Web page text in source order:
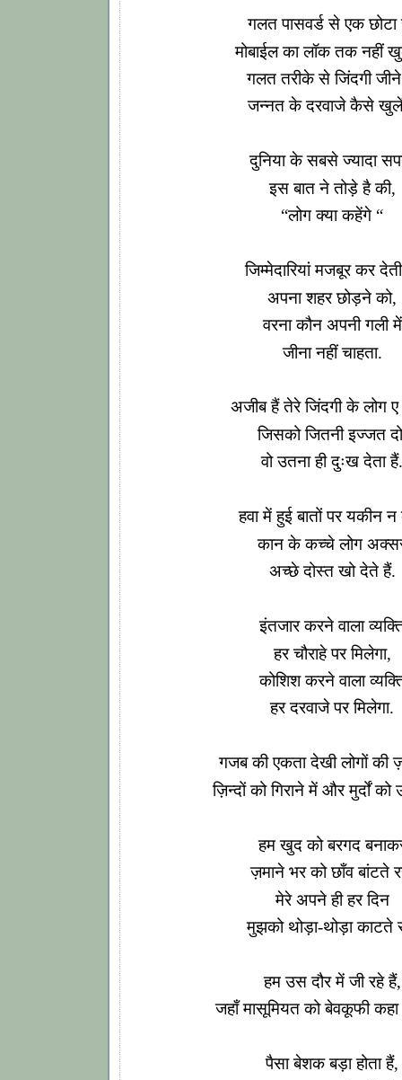
गलत पासवर्ड से एक छोटा
मोबाईल का लॉक तक नहीं
गलत तरीके से जिंदगी
जन्नत के दरवाजे कैसे
दुनिया के सबसे ज्यादा
इस बात ने तोड़े है की,
“लोग क्या कहेंगे “
जिम्मेदारियां मजबूर कर
अपना शहर छोड़ने को,
वरना कौन अपनी गली में
जीना नहीं चाहता.
अजीब हैं तेरे जिंदगी के लोग
जिसको जितनी इज्जत
वो उतना ही दुःख देता हैं.
हवा में हुई बातों पर यकीन
कान के कच्चे लोग
अच्छे दोस्त खो देते हैं.
इंतजार करने वाला
हर चौराहे पर मिलेगा,
कोशिश करने वाला
हर दरवाजे पर मिलेगा.
गजब की एकता देखी लोगों की
ज़िन्दों को गिराने में और मुर्दों
हम खुद को बरगद
ज़माने भर को छाँव बांटते
मेरे अपने ही हर दिन
मुझको थोड़ा-थोड़ा काटते
हम उस दौर में जी रहे हैं,
जहाँ मासूमियत को बेवकूफी कहा
पैसा बेशक बड़ा होता हैं,